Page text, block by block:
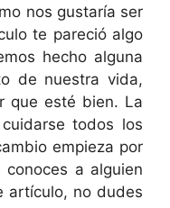
nos gustaría ser
te pareció algo
hecho alguna
de nuestra vida,
que esté bien. La
todos los
empieza por
a alguien
artículo, no dudes